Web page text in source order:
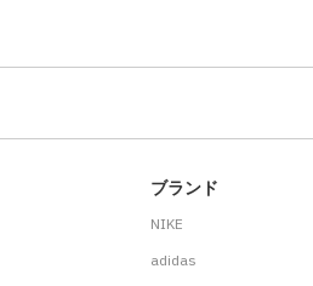
ブランド
NIKE
adidas